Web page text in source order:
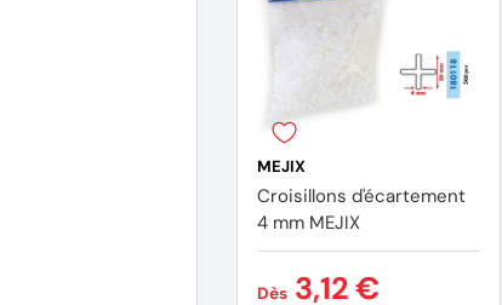
MEJIX
Croisillons d'écartement
4 mm MEJIX
Dès 3,12 €